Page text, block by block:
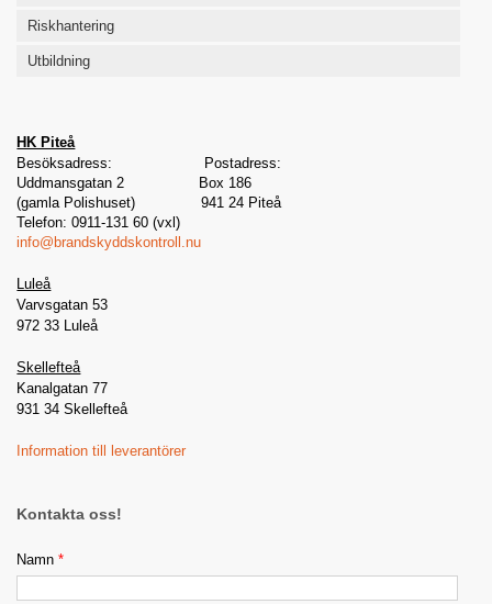
Riskhantering
Utbildning
HK Piteå
Besöksadress: Postadress:
Uddmansgatan 2 Box 186
(gamla Polishuset) 941 24 Piteå
Telefon: 0911-131 60 (vxl)
info@brandskyddskontroll.nu
Luleå
Varvsgatan 53
972 33 Luleå
Skellefteå
Kanalgatan 77
931 34 Skellefteå
Information till leverantörer
Kontakta oss!
Namn*